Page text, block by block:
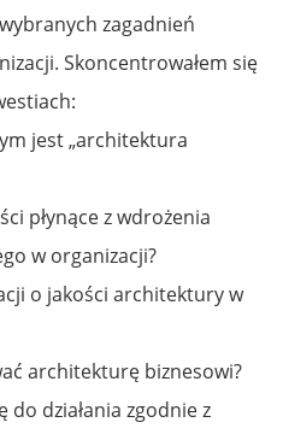
zagadnień
Skoncentrowałem się
jest „architektura
płynące z wdrożenia
w organizacji?
o jakości architektury w
architekturę biznesowi?
do działania zgodnie z